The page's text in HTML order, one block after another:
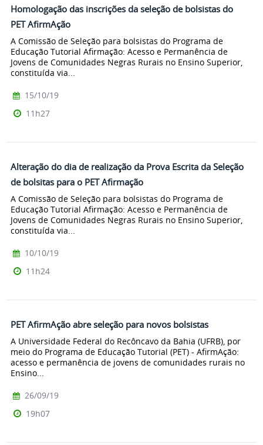
Homologação das inscrições da seleção de bolsistas do
PET AfirmAção
A Comissão de Seleção para bolsistas do Programa de
Educação Tutorial Afirmação: Acesso e Permanência de
Jovens de Comunidades Negras Rurais no Ensino Superior,
constituída via...
15/10/19
11h27
Alteração do dia de realização da Prova Escrita da Seleção
de bolsitas para o PET Afirmação
A Comissão de Seleção para bolsistas do Programa de
Educação Tutorial Afirmação: Acesso e Permanência de
Jovens de Comunidades Negras Rurais no Ensino Superior,
constituída via...
10/10/19
11h24
PET AfirmAção abre seleção para novos bolsistas
A Universidade Federal do Recôncavo da Bahia (UFRB), por
meio do Programa de Educação Tutorial (PET) - AfirmAção:
acesso e permanência de jovens de comunidades rurais no
Ensino...
26/09/19
19h07